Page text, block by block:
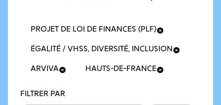
Recherche
FILTRER PAR
PROJET DE LOI DE FINANCES (PLF)
ÉGALITÉ / VHSS, DIVERSITÉ, INCLUSION
ARVIVA HAUTS-DE-FRANCE